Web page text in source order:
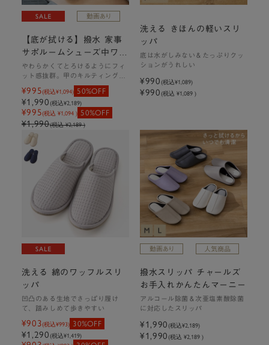
【底が拭ける】撥水 家事
サポルームシューズ中ワタ
甲キルト
やわらかくてとろけるようにフィ
ット感抜群。甲のキルティングが
ふっくらおしゃれ
¥995(税込¥1,094) 50%OFF
¥1,990(税込¥2,189)
¥995(税込 ¥1,094 ) 50%OFF
¥1,990(税込 ¥2,189 )
洗える きほんの軽いスリ
ッパ
底は水がしみない＆たっぷりクッ
ションがうれしい
¥990(税込¥1,089)
¥990(税込 ¥1,089 )
洗える 綿のワッフルスリ
ッパ
凹凸のある生地でさっぱり履け
て、踏みしめて歩きやすい
¥903(税込¥993) 30%OFF
¥1,290(税込¥1,419)
撥水スリッパ チャールズ
お手入れかんたんマーニー
アルコール除菌＆次亜塩素酸除菌
に対応したスリッパ
¥1,990(税込¥2,189)
¥1,990(税込 ¥2,189 )